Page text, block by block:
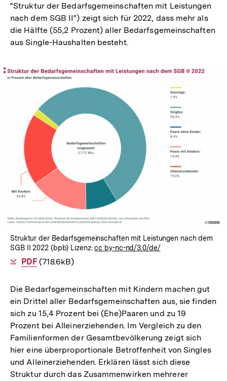
"Struktur der Bedarfsgemeinschaften mit Leistungen
nach dem SGB II") zeigt sich für 2022, dass mehr als
die Hälfte (55,2 Prozent) aller Bedarfsgemeinschaften
aus Single-Haushalten besteht.
Struktur der Bedarfsgemeinschaften mit Leistungen nach dem
SGB II 2022 (bpb) Lizenz:cc by-nc-nd/3.0/de/
Als
PDFherunterladen
(718.6kB)
Die Bedarfsgemeinschaften mit Kindern machen gut
ein Drittel aller Bedarfsgemeinschaften aus, sie finden
sich zu 15,4 Prozent bei (Ehe)Paaren und zu 19
Prozent bei Alleinerziehenden. Im Vergleich zu den
Familienformen der Gesamtbevölkerung zeigt sich
hier eine überproportionale Betroffenheit von Singles
und Alleinerziehenden. Erklären lässt sich diese
Struktur durch das Zusammenwirken mehrerer